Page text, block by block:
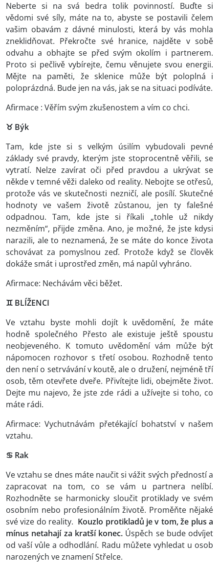
Neberte si na svá bedra tolik povinností. Buďte si
vědomi své síly, máte na to, abyste se postavili čelem
vašim obavám z dávné minulosti, která by vás mohla
zneklidňovat. Překročte své hranice, najděte v sobě
odvahu a obhajte se před svým okolím i partnerem.
Proto si pečlivě vybírejte, čemu věnujete svou energii.
Mějte na paměti, že sklenice může být poloplná i
poloprázdná. Bude jen na vás, jak se na situaci podíváte.
Afirmace : Věřím svým zkušenostem a vím co chci.
♉ Býk
Tam, kde jste si s velkým úsilím vybudovali pevné
základy své pravdy, kterým jste stoprocentně věřili, se
vytratí. Nelze zavírat oči před pravdou a ukrývat se
někde v temné věži daleko od reality. Nebojte se otřesů,
protože vás ve skutečnosti nezničí, ale posílí. Skutečné
hodnoty ve vašem životě zůstanou, jen ty falešné
odpadnou. Tam, kde jste si říkali „tohle už nikdy
nezměním“, přijde změna. Ano, je možné, že jste kdysi
narazili, ale to neznamená, že se máte do konce života
schovávat za pomyslnou zeď. Protože když se člověk
dokáže smát i uprostřed změn, má napůl vyhráno.
Afirmace: Nechávám věci běžet.
♊ BLÍŽENCI
Ve vztahu byste mohli dojít k uvědomění, že máte
hodně společného Přesto ale existuje ještě spoustu
neobjeveného. K tomuto uvědomění vám může být
nápomocen rozhovor s třetí osobou. Rozhodně tento
den není o setrvávání v koutě, ale o družení, nejméně tří
osob, těm otevřete dveře. Přivítejte lidi, obejměte život.
Dejte mu najevo, že jste zde rádi a užívejte si toho, co
máte rádi.
Afirmace: Vychutnávám přetékající bohatství v našem
vztahu.
♋ Rak
Ve vztahu se dnes máte naučit si vážit svých předností a
zapracovat na tom, co se vám u partnera nelíbí.
Rozhodněte se harmonicky sloučit protiklady ve svém
osobním nebo profesionálním životě. Proměňte nějaké
své vize do reality. Kouzlo protikladů je v tom, že plus a
mínus netahají za kratší konec. Úspěch se bude odvíjet
od vaší vůle a odhodlání. Radu můžete vyhledat u osob
narozených ve znamení Střelce.